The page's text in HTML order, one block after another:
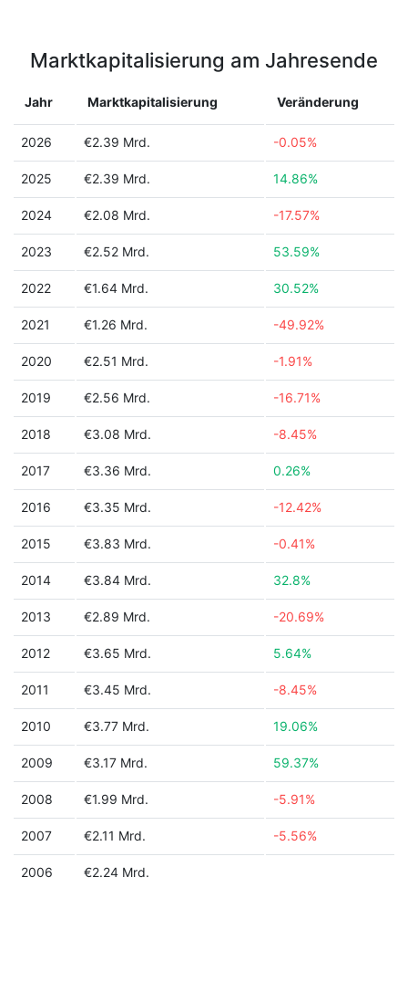
Marktkapitalisierung am Jahresende
Jahr Marktkapitalisierung Veränderung
2026 €2.39 Mrd. -0.05%
2025 €2.39 Mrd. 14.86%
2024 €2.08 Mrd. -17.57%
2023 €2.52 Mrd. 53.59%
2022 €1.64 Mrd. 30.52%
2021 €1.26 Mrd. -49.92%
2020 €2.51 Mrd. -1.91%
2019 €2.56 Mrd. -16.71%
2018 €3.08 Mrd. -8.45%
2017 €3.36 Mrd. 0.26%
2016 €3.35 Mrd. -12.42%
2015 €3.83 Mrd. -0.41%
2014 €3.84 Mrd. 32.8%
2013 €2.89 Mrd. -20.69%
2012 €3.65 Mrd. 5.64%
2011 €3.45 Mrd. -8.45%
2010 €3.77 Mrd. 19.06%
2009 €3.17 Mrd. 59.37%
2008 €1.99 Mrd. -5.91%
2007 €2.11 Mrd. -5.56%
2006 €2.24 Mrd.